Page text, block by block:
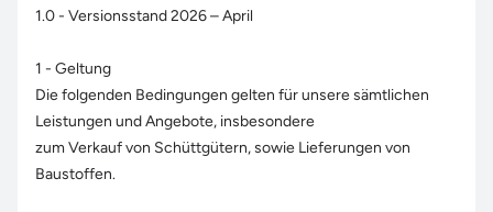
1.0 - Versionsstand 2026 – April
1 - Geltung
Die folgenden Bedingungen gelten für unsere sämtlichen
Leistungen und Angebote, insbesondere
zum Verkauf von Schüttgütern, sowie Lieferungen von
Baustoffen.